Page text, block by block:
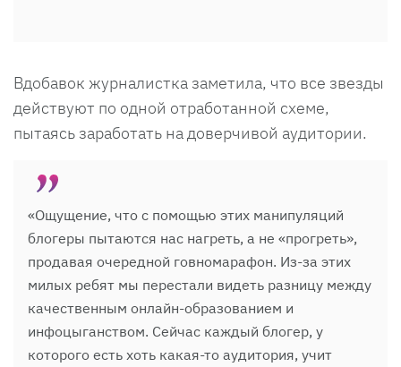
Вдобавок журналистка заметила, что все звезды
действуют по одной отработанной схеме,
пытаясь заработать на доверчивой аудитории.
«Ощущение, что с помощью этих манипуляций
блогеры пытаются нас нагреть, а не «прогреть»,
продавая очередной говномарафон. Из-за этих
милых ребят мы перестали видеть разницу между
качественным онлайн-образованием и
инфоцыганством. Сейчас каждый блогер, у
которого есть хоть какая-то аудитория, учит